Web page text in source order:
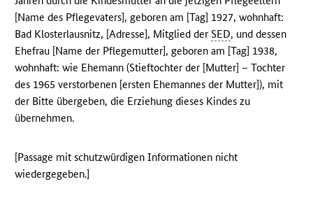
[Name des Pflegevaters], geboren am [Tag] 1927, wohnhaft:
Bad Klosterlausnitz, [Adresse], Mitglied derSED, und dessen
Ehefrau [Name der Pflegemutter], geboren am [Tag] 1938,
wohnhaft: wie Ehemann (Stieftochter der [Mutter] – Tochter
des 1965 verstorbenen [ersten Ehemannes der Mutter]), mit
der Bitte übergeben, die Erziehung dieses Kindes zu
übernehmen.
[Passage mit schutzwürdigen Informationen nicht
wiedergegeben.]